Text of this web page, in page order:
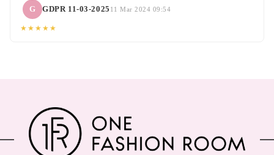
G GDPR 11-03-2025 11 Mar 2024 09:54
★★★★★